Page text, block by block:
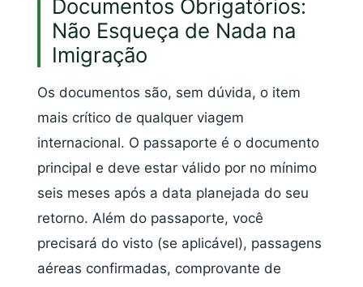
Documentos Obrigatórios:
Não Esqueça de Nada na
Imigração
Os documentos são, sem dúvida, o item
mais crítico de qualquer viagem
internacional. O passaporte é o documento
principal e deve estar válido por no mínimo
seis meses após a data planejada do seu
retorno. Além do passaporte, você
precisará do visto (se aplicável), passagens
aéreas confirmadas, comprovante de